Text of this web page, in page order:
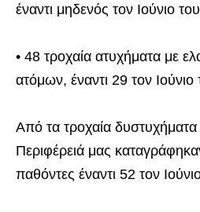
έναντι μηδενός τον Ιούνιο
• 48 τροχαία ατυχήματα με
ατόμων, έναντι 29 τον
Από τα τροχαία
Περιφέρειά μας
παθόντες έναντι 52 τον